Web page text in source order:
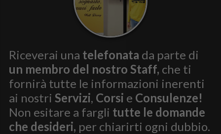
Riceverai una telefonata da parte di
un membro del nostro Staff, che ti
fornirà tutte le informazioni inerenti
ai nostri Servizi, Corsi e Consulenze!
Non esitare a fargli tutte le domande
che desideri, per chiarirti ogni dubbio.